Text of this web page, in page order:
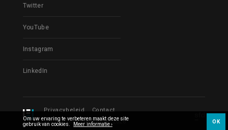
Twitter
YouTube
Instagram
LinkedIn
Privacybeleid
Contact
© Les Films du Fleuve 2026
Om uw ervaring te verbeteren maakt deze site
gebruik van cookies. Meer informatie › OK